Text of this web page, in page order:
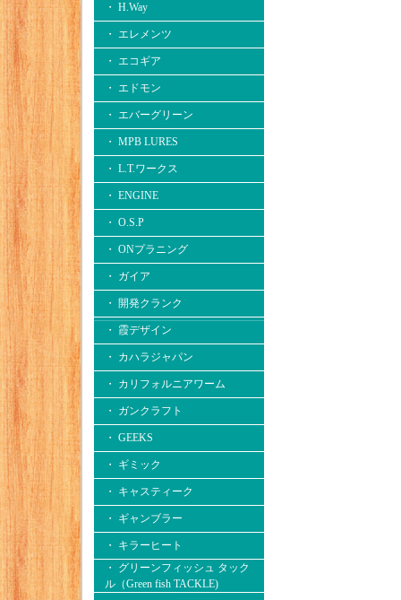
・ H.Way
・ エレメンツ
・ エコギア
・ エドモン
・ エバーグリーン
・ MPB LURES
・ L.T.ワークス
・ ENGINE
・ O.S.P
・ ONプラニング
・ ガイア
・ 開発クランク
・ 霞デザイン
・ カハラジャパン
・ カリフォルニアワーム
・ ガンクラフト
・ GEEKS
・ ギミック
・ キャスティーク
・ ギャンブラー
・ キラーヒート
・ グリーンフィッシュ タック
ル（Green fish TACKLE)